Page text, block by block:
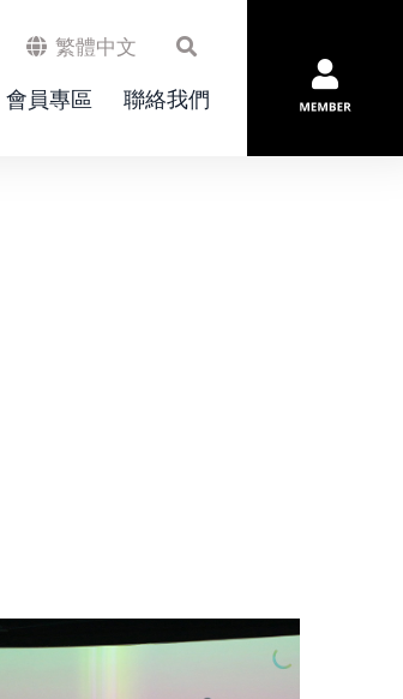
繁體中文
會員專區 聯絡我們